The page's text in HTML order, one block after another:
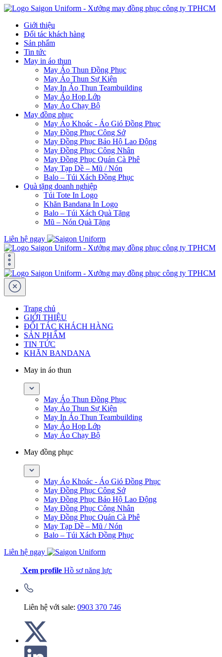
Giới thiệu
Đối tác khách hàng
Sản phẩm
Tin tức
May in áo thun
May Áo Thun Đồng Phục
May Áo Thun Sự Kiện
May In Áo Thun Teambuilding
May Áo Họp Lớp
May Áo Chạy Bộ
May đồng phục
May Áo Khoác - Áo Gió Đồng Phục
May Đồng Phục Công Sở
May Đồng Phục Bảo Hộ Lao Động
May Đồng Phục Công Nhân
May Đồng Phục Quán Cà Phê
May Tạp Dề – Mũ / Nón
Balo – Túi Xách Đồng Phục
Quà tặng doanh nghiệp
Túi Tote In Logo
Khăn Bandana In Logo
Balo – Túi Xách Quà Tặng
Mũ – Nón Quà Tặng
Liên hệ ngay
Trang chủ
GIỚI THIỆU
ĐỐI TÁC KHÁCH HÀNG
SẢN PHẨM
TIN TỨC
KHĂN BANDANA
May in áo thun
May Áo Thun Đồng Phục
May Áo Thun Sự Kiện
May In Áo Thun Teambuilding
May Áo Họp Lớp
May Áo Chạy Bộ
May đồng phục
May Áo Khoác - Áo Gió Đồng Phục
May Đồng Phục Công Sở
May Đồng Phục Bảo Hộ Lao Động
May Đồng Phục Công Nhân
May Đồng Phục Quán Cà Phê
May Tạp Dề – Mũ / Nón
Balo – Túi Xách Đồng Phục
Liên hệ ngay
Xem profile Hồ sơ năng lực
Liên hệ với sale: 0903 370 746